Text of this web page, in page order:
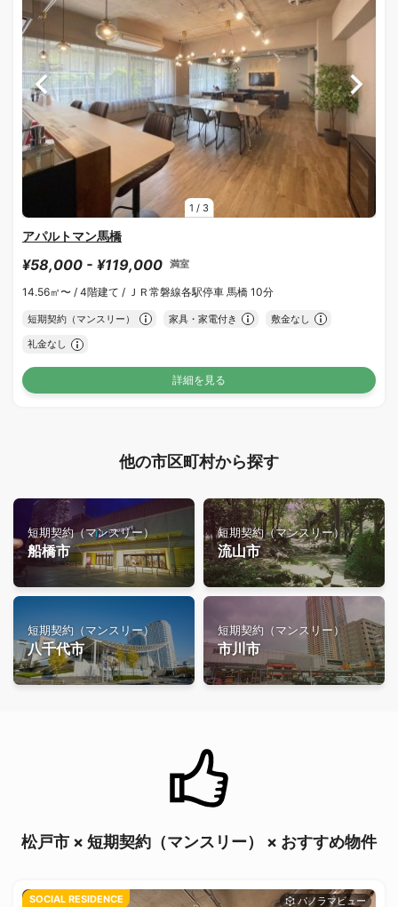
1 / 3
アパルトマン馬橋
¥58,000 - ¥119,000 満室
14.56㎡〜 / 4階建て / ＪＲ常磐線各駅停車 馬橋 10分
短期契約（マンスリー） 家具・家電付き 敷金なし
礼金なし
詳細を見る
他の市区町村から探す
短期契約（マンスリー）
船橋市
短期契約（マンスリー）
流山市
短期契約（マンスリー）
八千代市
短期契約（マンスリー）
市川市
松戸市 × 短期契約（マンスリー） × おすすめ物件
SOCIAL RESIDENCE